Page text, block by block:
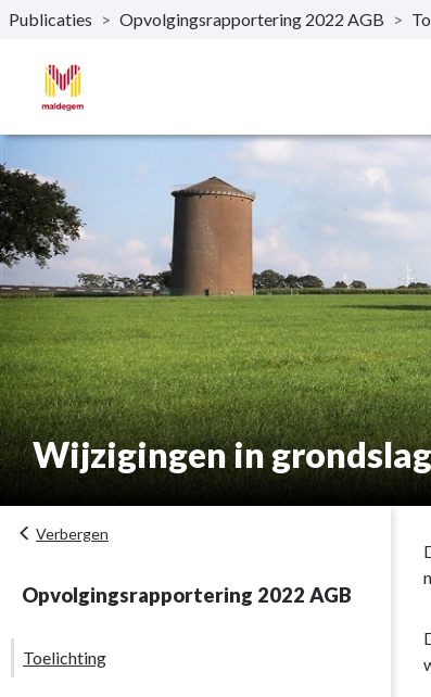
Naar hoofdinhoud
Publicaties > Opvolgingsrapportering 2022 AGB >
Wijzigingen in
Verbergen
Opvolgingsrapportering 2022 AGB
Toelichting